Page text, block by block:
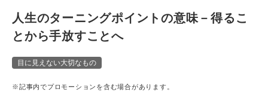
人生のターニングポイントの意味－得るこ
とから手放すことへ
目に見えない大切なもの
※記事内でプロモーションを含む場合があります。